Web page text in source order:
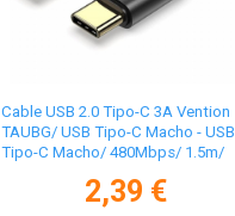
Cable USB 2.0 Tipo-C 3A Vention
TAUBG/ USB Tipo-C Macho - USB
Tipo-C Macho/ 480Mbps/ 1.5m/
2,39 €